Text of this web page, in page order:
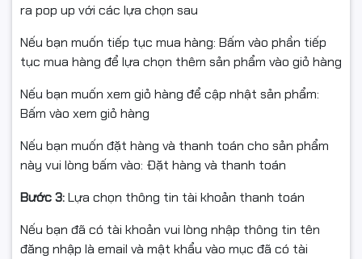
ra pop up với các lựa chọn sau
Nếu bạn muốn tiếp tục mua hàng: Bấm vào phần tiếp
tục mua hàng để lựa chọn thêm sản phẩm vào giỏ hàng
Nếu bạn muốn xem giỏ hàng để cập nhật sản phẩm:
Bấm vào xem giỏ hàng
Nếu bạn muốn đặt hàng và thanh toán cho sản phẩm
này vui lòng bấm vào: Đặt hàng và thanh toán
Bước 3:Lựa chọn thông tin tài khoản thanh toán
Nếu bạn đã có tài khoản vui lòng nhập thông tin tên
đăng nhập là email và mật khẩu vào mục đã có tài